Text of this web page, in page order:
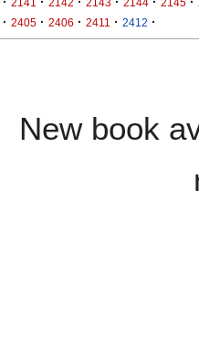
· 2405 · 2406 · 2411 · 2412 ·
New book